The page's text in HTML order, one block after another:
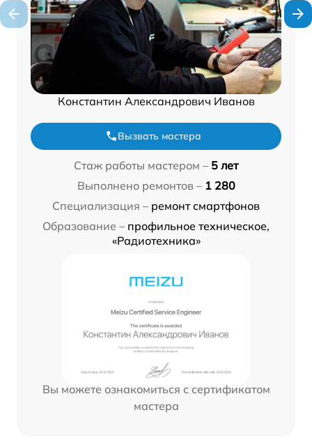
Константин Александрович Иванов
Вызвать мастера
Стаж работы мастером – 5 лет
Выполнено ремонтов – 1 280
Специализация – ремонт смартфонов
Образование – профильное техническое,
«Радиотехника»
Вы можете ознакомиться с сертификатом
мастера